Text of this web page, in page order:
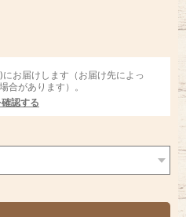
お届けします（お届け先によっ
合があります）。
認する